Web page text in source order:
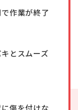
作業が終了
とスムーズ
傷を付けな